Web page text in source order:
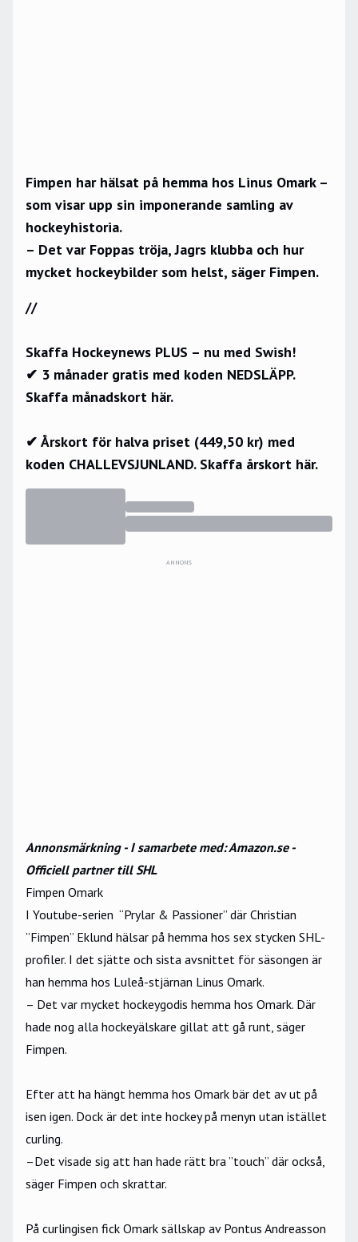
Fimpen har hälsat på hemma hos Linus Omark –
som visar upp sin imponerande samling av
hockeyhistoria.
– Det var Foppas tröja, Jagrs klubba och hur
mycket hockeybilder som helst, säger Fimpen.
//
Skaffa Hockeynews PLUS – nu med Swish!
✔ 3 månader gratis med koden NEDSLÄPP.
Skaffa månadskort här.
✔ Årskort för halva priset (449,50 kr) med
koden CHALLEVSJUNLAND. Skaffa årskort här.
ANNONS
Annonsmärkning - I samarbete med:Amazon.se-
Officiell partner till SHL
Fimpen Omark
I Youtube-serien “Prylar & Passioner” där Christian
”Fimpen” Eklund hälsar på hemma hos sex stycken SHL-
profiler. I det sjätte och sista avsnittet för säsongen är
han hemma hos Luleå-stjärnan Linus Omark.
– Det var mycket hockeygodis hemma hos Omark. Där
hade nog alla hockeyälskare gillat att gå runt, säger
Fimpen.
Efter att ha hängt hemma hos Omark bär det av ut på
isen igen. Dock är det inte hockey på menyn utan istället
curling.
–Det visade sig att han hade rätt bra ”touch” där också,
säger Fimpen och skrattar.
På curlingisen fick Omark sällskap av Pontus Andreasson